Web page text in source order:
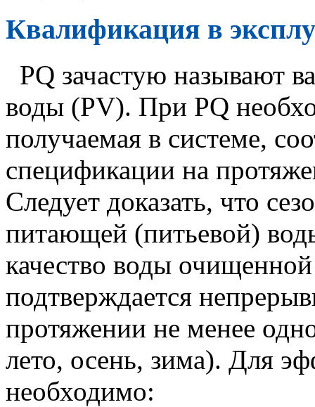
Квалификация в
PQ зачастую называют
воды (PV). При PQ
получаемая в системе,
спецификации на
Следует доказать, что
питающей (питьевой)
качество воды
подтверждается
протяжении не менее
лето, осень, зима). Для
необходимо: